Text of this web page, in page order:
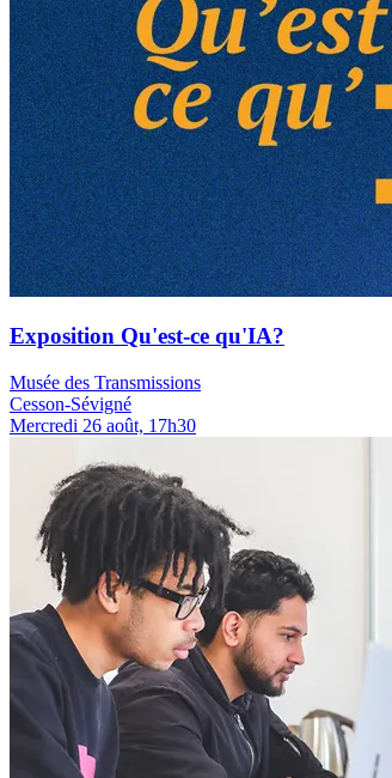
Exposition Qu'est-ce qu'IA?
Musée des Transmissions
Cesson-Sévigné
Mercredi 26 août, 17h30